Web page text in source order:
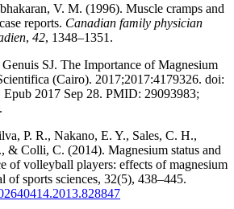
V. M. (1996). Muscle cramps and
reports. Canadian family physician
, 42, 1348–1351.
SJ. The Importance of Magnesium
(Cairo). 2017;2017:4179326. doi:
Epub 2017 Sep 28. PMID: 29093983;
P. R., Nakano, E. Y., Sales, C. H.,
& Colli, C. (2014). Magnesium status and
of volleyball players: effects of magnesium
of sports sciences, 32(5), 438–445.